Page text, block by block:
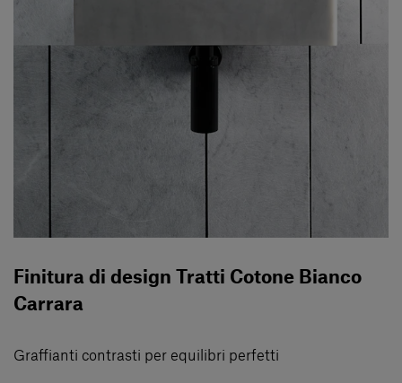
Finitura di design Tratti Cotone Bianco
Carrara
Graffianti contrasti per equilibri perfetti